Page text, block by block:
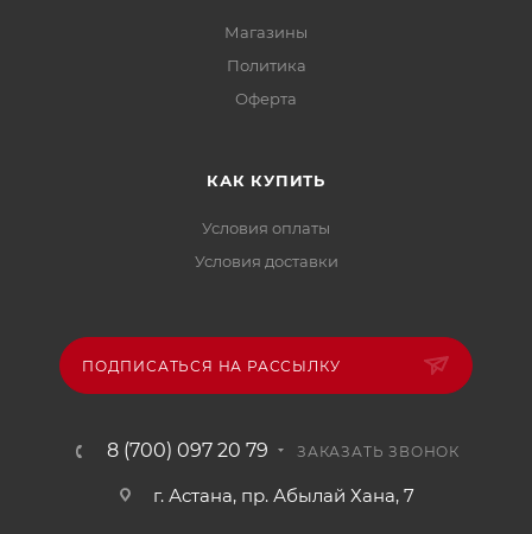
Магазины
Политика
Офертa
КАК КУПИТЬ
Условия оплаты
Условия доставки
ПОДПИСАТЬСЯ НА РАССЫЛКУ
8 (700) 097 20 79 ЗАКАЗАТЬ ЗВОНОК
г. Астана, пр. Абылай Хана, 7